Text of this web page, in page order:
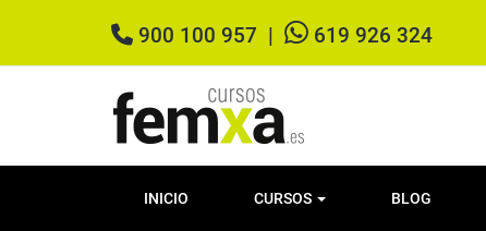
900 100 957 619 926 324
INICIO CURSOS BLOG